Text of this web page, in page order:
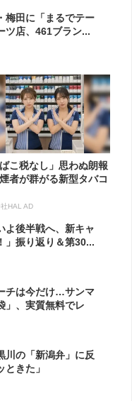
梅田に「まるでテー
ツ店、461ブラン...
ばこ税なし」思わぬ朗報
者が群がる新型タバコ
HAL AD
後半戦へ、新キャ
」振り返り＆第30...
チは今だけ…サンマ
」、実質無料でレ
川の「新潟弁」に反
きた」